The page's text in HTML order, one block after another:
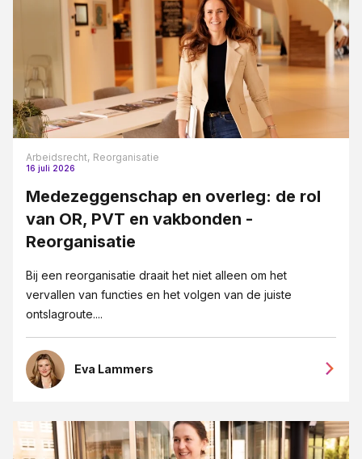
Arbeidsrecht, Reorganisatie
16 juli 2026
Medezeggenschap en overleg: de rol
van OR, PVT en vakbonden -
Reorganisatie
Bij een reorganisatie draait het niet alleen om het
vervallen van functies en het volgen van de juiste
ontslagroute....
Eva Lammers